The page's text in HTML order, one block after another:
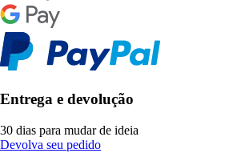
Entrega e devolução
30 dias para mudar de ideia
Devolva seu pedido